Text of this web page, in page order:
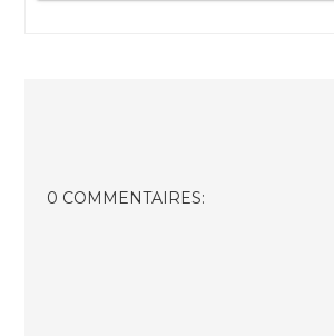
0 COMMENTAIRES: